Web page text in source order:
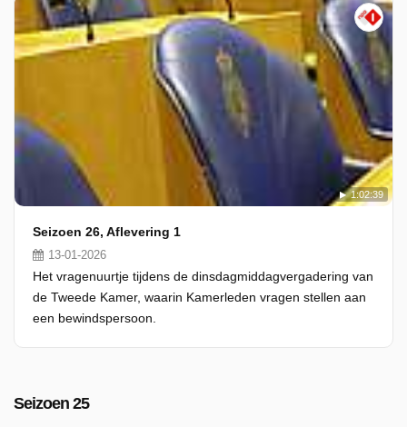
1:02:39
Seizoen 26, Aflevering 1
13-01-2026
Het vragenuurtje tijdens de dinsdagmiddagvergadering van
de Tweede Kamer, waarin Kamerleden vragen stellen aan
een bewindspersoon.
Seizoen 25